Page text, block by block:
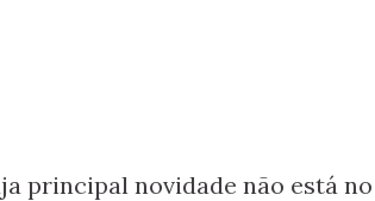
principal novidade não está no